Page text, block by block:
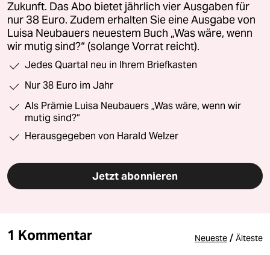
Zukunft. Das Abo bietet jährlich vier Ausgaben für
nur 38 Euro. Zudem erhalten Sie eine Ausgabe von
Luisa Neubauers neuestem Buch „Was wäre, wenn
wir mutig sind?“ (solange Vorrat reicht).
Jedes Quartal neu in Ihrem Briefkasten
Nur 38 Euro im Jahr
Als Prämie Luisa Neubauers „Was wäre, wenn wir
mutig sind?“
Herausgegeben von Harald Welzer
Jetzt abonnieren
1 Kommentar Neueste / Älteste